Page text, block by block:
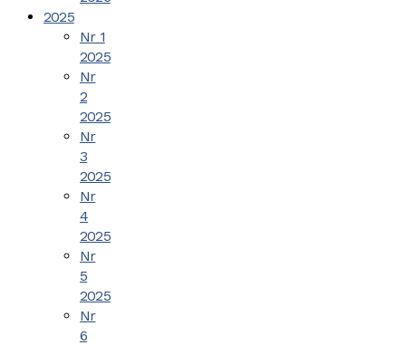
2025
Nr 1
2025
Nr
2
2025
Nr
3
2025
Nr
4
2025
Nr
5
2025
Nr
6